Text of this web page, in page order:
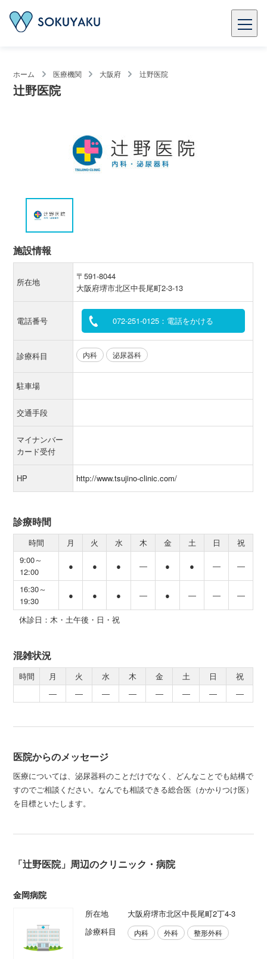
ホーム 医療機関 大阪府 辻野医院
辻野医院
施設情報
所在地
〒591-8044
大阪府堺市北区中長尾町2-3-13
電話番号 072-251-0125：電話をかける
診療科目 内科 泌尿器科
駐車場
交通手段
マイナンバー
カード受付
HP http://www.tsujino-clinic.com/
診療時間
時間 月 火 水 木 金 土 日
祝
9:00～
12:00
● ● ● ― ● ● ― ―
16:30～
19:30
● ● ● ― ● ― ― ―
休診日：木・土午後・日・祝
混雑状況
時間 月 火 水 木 金 土 日
祝
―
― ― ― ― ― ― ―
医院からのメッセージ
医療については、泌尿器科のことだけでなく、どんなことでも結構で
すのでご相談ください。なんでも相談できる総合医（かかりつけ医）
を目標といたします。
「辻野医院」周辺のクリニック・病院
金岡病院
所在地
大阪府堺市北区中長尾町2丁4-3
診療科目
内科 外科 整形外科